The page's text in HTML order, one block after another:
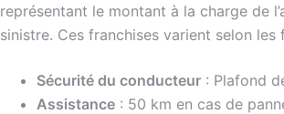
représentant le montant à la charge de
sinistre. Ces franchises varient selon les
Sécurité du conducteur : Plafond
Assistance : 50 km en cas de